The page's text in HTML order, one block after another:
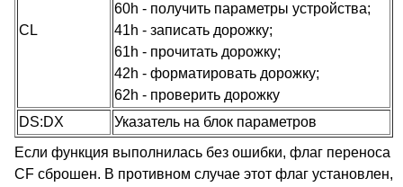
CL
60h - получить параметры устройства;
41h - записать дорожку;
61h - прочитать дорожку;
42h - форматировать дорожку;
62h - проверить дорожку
DS:DX
Указатель на блок параметров
Если функция выполнилась без ошибки, флаг переноса
CF сброшен. В противном случае этот флаг установлен,